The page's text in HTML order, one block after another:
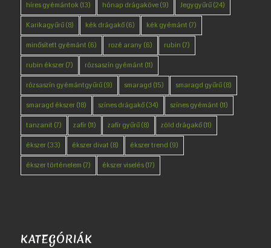
híres gyémántok(13) hónap drágaköve(9) Jegygyűrű(24)
Karikagyűrű(8) kék drágakő(6) kék gyémánt (7)
minősített gyémánt (6) rozé arany (6) rubin (7)
rubin ékszer(7) rózsaszín gyémánt (11)
rózsaszín gyémántgyűrű(9) smaragd (15) smaragd gyűrű(8)
smaragd ékszer(18) színes drágakő(34) színes gyémánt (11)
tanzanit (7) zafír(11) zafír gyűrű(8) zöld drágakő(11)
ékszer(33) ékszer divat (8) ékszer trend (9)
ékszer történelem (7) ékszer viselés(17)
KATEGÓRIÁK